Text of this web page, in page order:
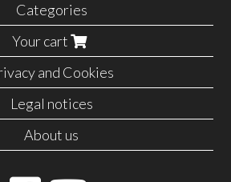
Categories
Your cart
and Cookies
Legal notices
About us